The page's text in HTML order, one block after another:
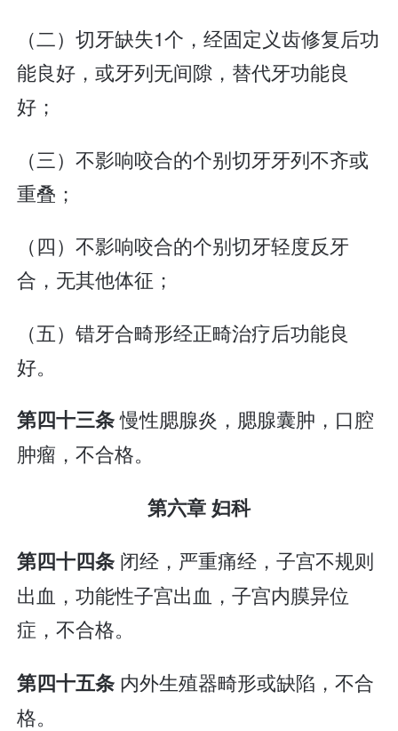
（二）切牙缺失1个，经固定义齿修复后功
能良好，或牙列无间隙，替代牙功能良
好；
（三）不影响咬合的个别切牙牙列不齐或
重叠；
（四）不影响咬合的个别切牙轻度反牙
合，无其他体征；
（五）错牙合畸形经正畸治疗后功能良
好。
第四十三条慢性腮腺炎，腮腺囊肿，口腔
肿瘤，不合格。
第六章 妇科
第四十四条 闭经，严重痛经，子宫不规则
出血，功能性子宫出血，子宫内膜异位
症，不合格。
第四十五条 内外生殖器畸形或缺陷，不合
格。